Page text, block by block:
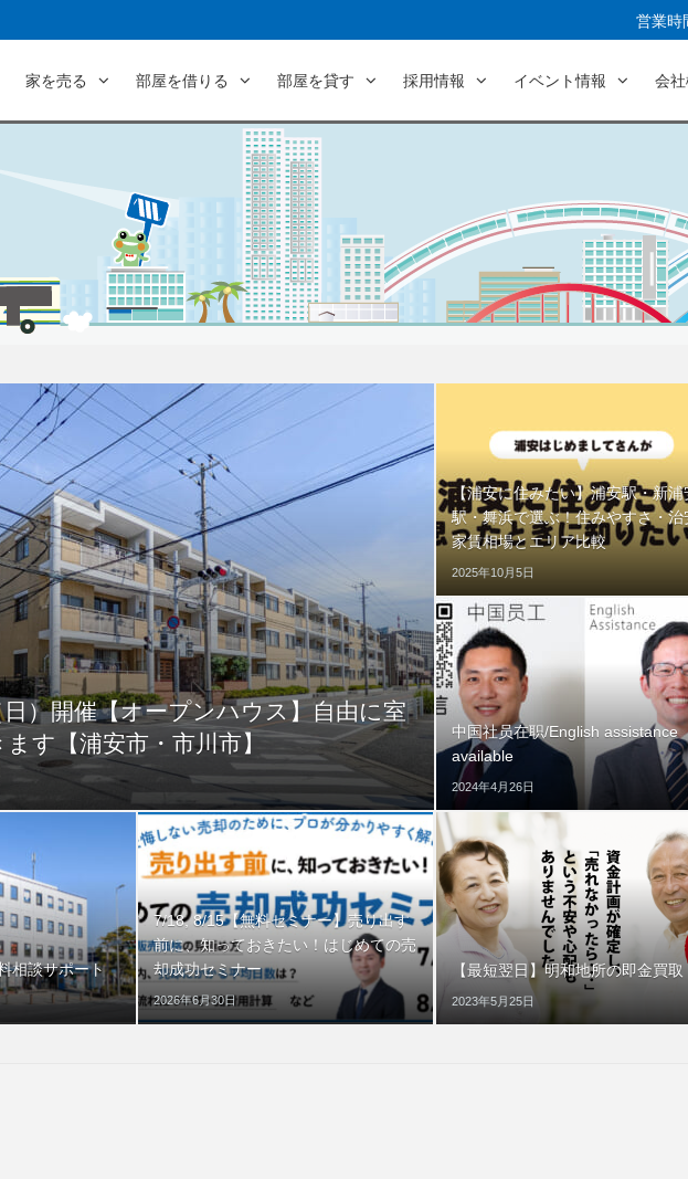
営業時
家を売る 部屋を借りる 部屋を貸す 採用情報 イベント情報 会
）開催【オープンハウス】自由に室
す【浦安市・市川市】
相談サポート
7/18, 8/15【無料セミナー】売り出す
前に、知っておきたい！はじめての売
却成功セミナー
2026年6月30日
【浦安に住みたい】浦安駅・新浦
駅・舞浜で選ぶ！住みやすさ・治
家賃相場とエリア比較
2025年10月5日
中国社员在职/English assistance
available
2024年4月26日
【最短翌日】明和地所の即金買取
2023年5月25日